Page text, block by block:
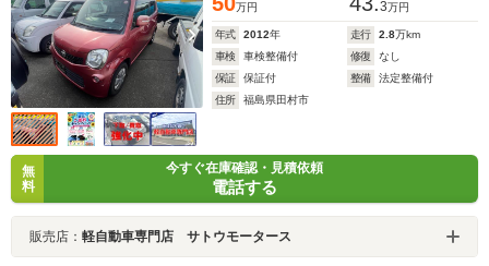
万円 3万円
年式 2012年 走行 2.8万km
車検
車検整備付 修復
なし
保証
保証付 整備
法定整備付
住所
福島県田村市
無
料
今すぐ在庫確認・見積依頼
電話する
販売店： 軽自動車専門店 サトウモータース